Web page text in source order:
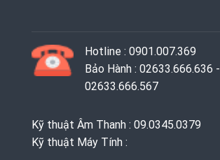
Hotline : 0901.007.369
Bảo Hành : 02633.666.636 -
02633.666.567
Kỹ thuật Âm Thanh : 09.0345.0379
Kỹ thuật Máy Tính :